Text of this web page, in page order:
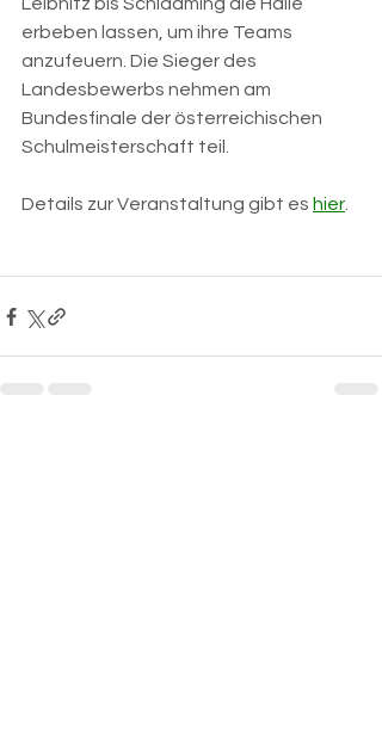
Leibnitz bis Schladming die Halle
erbeben lassen, um ihre Teams
anzufeuern. Die Sieger des
Landesbewerbs nehmen am
Bundesfinale der österreichischen
Schulmeisterschaft teil.
Details zur Veranstaltung gibt es hier.